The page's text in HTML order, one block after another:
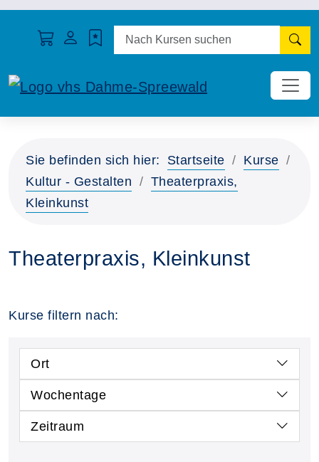
Sie befinden sich hier: Startseite
Kurse
Kultur - Gestalten
Theaterpraxis,
Kleinkunst
Theaterpraxis, Kleinkunst
Kurse filtern nach:
Ort
Wochentage
Zeitraum